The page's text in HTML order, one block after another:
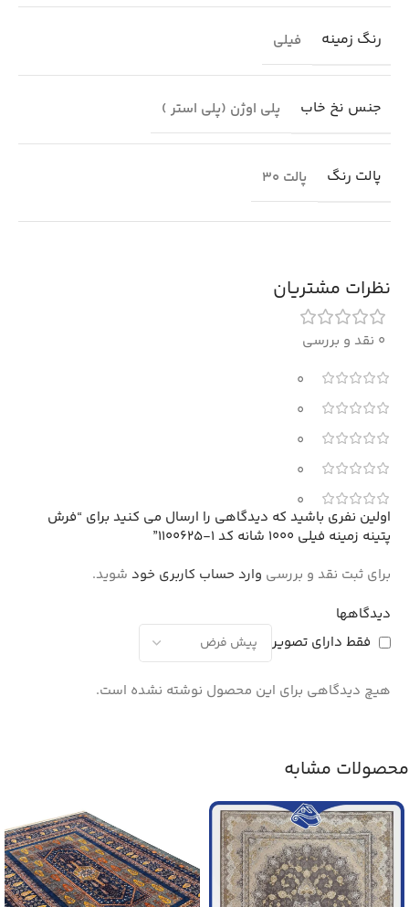
رنگ زمینه فیلی
جنس نخ خاب پلی اوژن (پلی استر )
پالت رنگ پالت 30
نظرات مشتریان
0 نقد و بررسی
0
0
0
0
0
دیدگاهها
فقط دارای تصویر
هیچ دیدگاهی برای این محصول نوشته نشده است.
اولین نفری باشید که دیدگاهی را ارسال می کنید برای “فرش
پتینه زمینه فیلی 1000 شانه کد 1-1100625”
برای ثبت نقد و بررسی وارد حساب کاربری خود شوید.
محصولات مشابه